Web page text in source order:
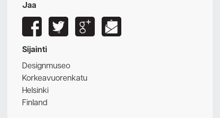
Jaa
Sijainti
Designmuseo
Korkeavuorenkatu
Helsinki
Finland